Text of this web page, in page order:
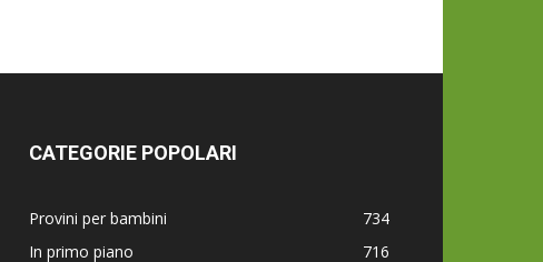
CATEGORIE POPOLARI
Provini per bambini
734
In primo piano
716